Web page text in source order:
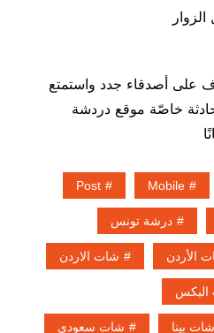
على أصدقاء جدد واستمتع
خاصّة موقع دردشة
Mobile
Post
درشة تونس
الأردن شات الاردن
شات بينا شات سعودى